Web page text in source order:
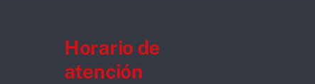
Horario de
atención